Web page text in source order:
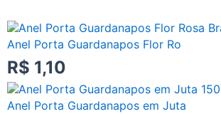
Anel Porta Guardanapos Flor Ro
R$ 1,10
Anel Porta Guardanapos em Juta